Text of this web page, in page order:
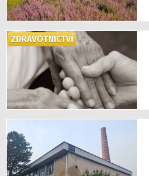
ZDRAVOTNICTVÍ